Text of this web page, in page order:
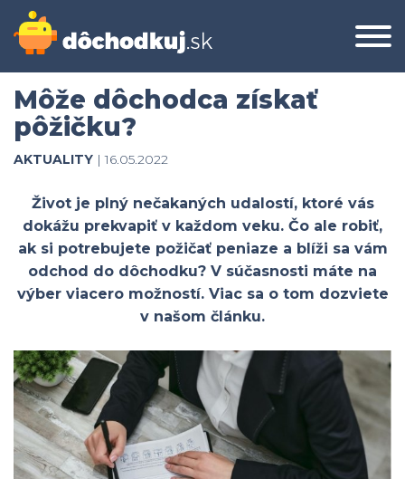
Môže dôchodca získať
pôžičku?
AKTUALITY | 16.05.2022
Život je plný nečakaných udalostí, ktoré vás
dokážu prekvapiť v každom veku. Čo ale robiť,
ak si potrebujete požičať peniaze a blíži sa vám
odchod do dôchodku? V súčasnosti máte na
výber viacero možností. Viac sa o tom dozviete
v našom článku.